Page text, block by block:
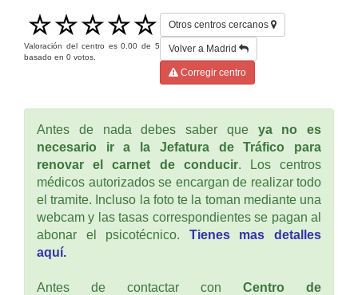
Valoración del centro es0.00 de5
basado en 0 votos.
Otros centros cercanos
Volver a Madrid
Corregir centro
Antes de nada debes saber que ya no es
necesario ir a la Jefatura de Tráfico para
renovar el carnet de conducir. Los centros
médicos autorizados se encargan de realizar todo
el tramite. Incluso la foto te la toman mediante una
webcam y las tasas correspondientes se pagan al
abonar el psicotécnico. Tienes mas detalles
aquí.
Antes de contactar con Centro de